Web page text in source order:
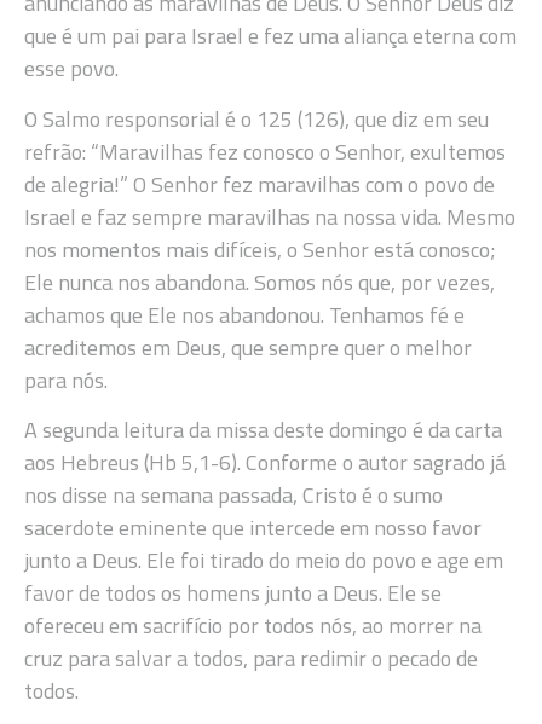
que é um pai para Israel e fez uma aliança eterna com
esse povo.
O Salmo responsorial é o 125 (126), que diz em seu
refrão: “Maravilhas fez conosco o Senhor, exultemos
de alegria!” O Senhor fez maravilhas com o povo de
Israel e faz sempre maravilhas na nossa vida. Mesmo
nos momentos mais difíceis, o Senhor está conosco;
Ele nunca nos abandona. Somos nós que, por vezes,
achamos que Ele nos abandonou. Tenhamos fé e
acreditemos em Deus, que sempre quer o melhor
para nós.
A segunda leitura da missa deste domingo é da carta
aos Hebreus (Hb 5,1-6). Conforme o autor sagrado já
nos disse na semana passada, Cristo é o sumo
sacerdote eminente que intercede em nosso favor
junto a Deus. Ele foi tirado do meio do povo e age em
favor de todos os homens junto a Deus. Ele se
ofereceu em sacrifício por todos nós, ao morrer na
cruz para salvar a todos, para redimir o pecado de
todos.